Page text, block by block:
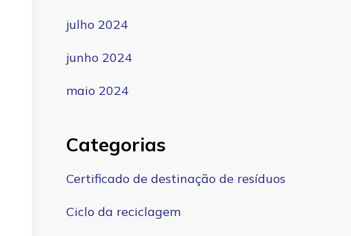
julho 2024
junho 2024
maio 2024
Categorias
Certificado de destinação de resíduos
Ciclo da reciclagem